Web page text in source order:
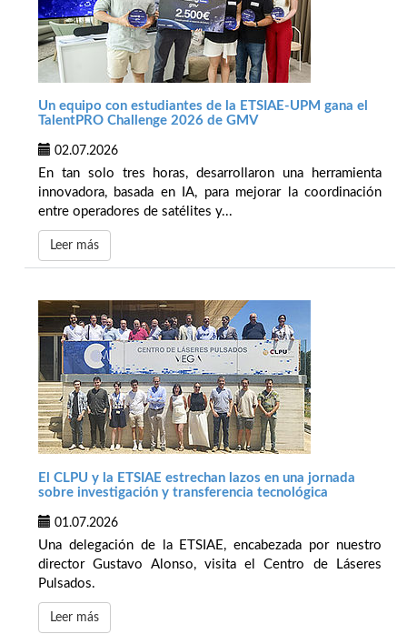
Un equipo con estudiantes de la ETSIAE-UPM gana el
TalentPRO Challenge 2026 de GMV
02.07.2026
En tan solo tres horas, desarrollaron una herramienta
innovadora, basada en IA, para mejorar la coordinación
entre operadores de satélites y...
Leer más
El CLPU y la ETSIAE estrechan lazos en una jornada
sobre investigación y transferencia tecnológica
01.07.2026
Una delegación de la ETSIAE, encabezada por nuestro
director Gustavo Alonso, visita el Centro de Láseres
Pulsados.
Leer más